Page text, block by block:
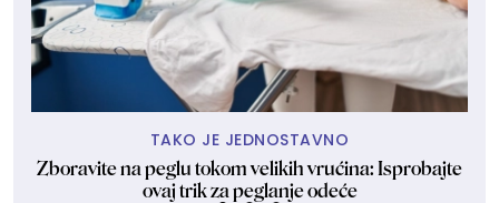
TAKO JE JEDNOSTAVNO
Zboravite na peglu tokom velikih vrućina: Isprobajte
ovaj trik za peglanje odeće